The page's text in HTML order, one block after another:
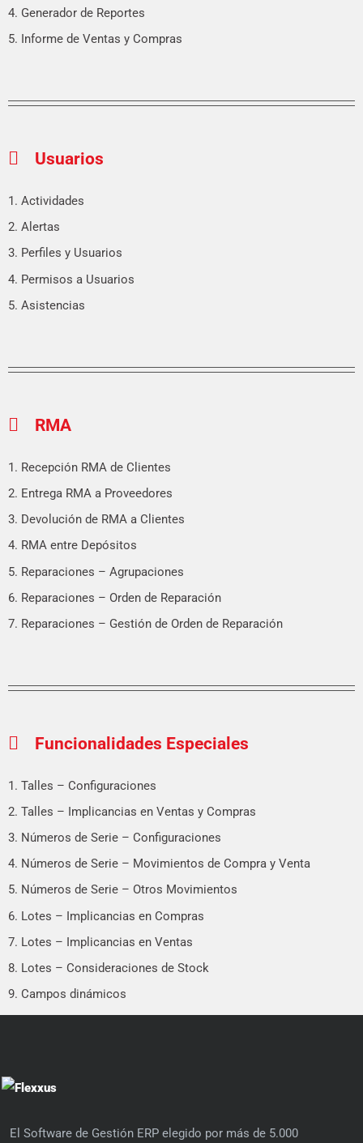
4. Generador de Reportes
5. Informe de Ventas y Compras
Usuarios
1. Actividades
2. Alertas
3. Perfiles y Usuarios
4. Permisos a Usuarios
5. Asistencias
RMA
1. Recepción RMA de Clientes
2. Entrega RMA a Proveedores
3. Devolución de RMA a Clientes
4. RMA entre Depósitos
5. Reparaciones – Agrupaciones
6. Reparaciones – Orden de Reparación
7. Reparaciones – Gestión de Orden de Reparación
Funcionalidades Especiales
1. Talles – Configuraciones
2. Talles – Implicancias en Ventas y Compras
3. Números de Serie – Configuraciones
4. Números de Serie – Movimientos de Compra y Venta
5. Números de Serie – Otros Movimientos
6. Lotes – Implicancias en Compras
7. Lotes – Implicancias en Ventas
8. Lotes – Consideraciones de Stock
9. Campos dinámicos
El Software de Gestión ERP elegido por más de 5.000